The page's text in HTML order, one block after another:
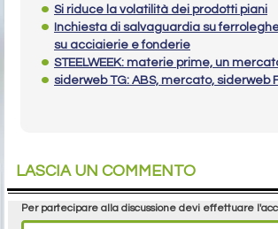
Si riduce la volatilità dei prodotti piani
Inchiesta di salvaguardia su
su acciaierie e fonderie
STEELWEEK: materie prime, un
siderweb TG: ABS, mercato, siderweb
LASCIA UN COMMENTO
Per partecipare alla discussione devi effettuare